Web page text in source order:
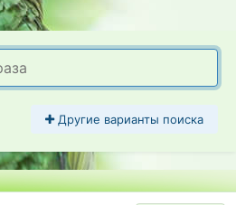
Другие варианты поиска